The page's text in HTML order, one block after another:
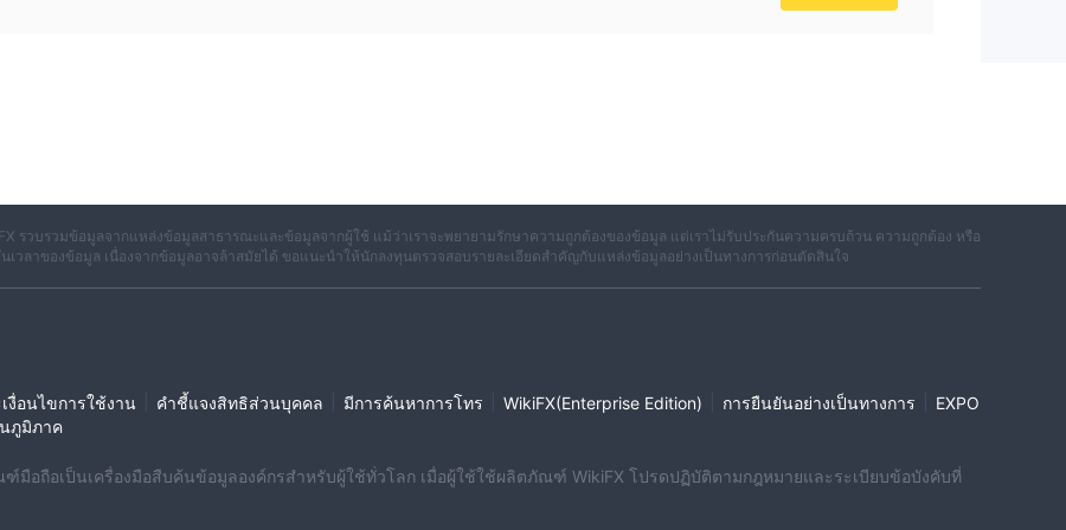
ารณาปัจจัยเหล่านี้เมื่อเลือกวิธีการชำระเงิน
รสอบถามและปัญหาของผู้ใช้ ผู้ใช้สามารถติดต่อฝ่ายบริการลูกค้าทางอีเมลที่
ะสกุลเงินดิจิตอล อย่างไรก็ตาม ขาดการควบคุมการดำเนินงานโดยหน่วยงาน
าเกี่ยวกับความโปร่งใสและความปลอดภัย แม้ว่าแพลตฟอร์มจะมีแพลตฟอร์ม
ทำให้นักเทรดยากที่จะตัดสินใจที่มีความรู้สึกถูกต้อง โปรดหลีกเลี่ยงและมองหา
รวบรวมข้อมูลจากแหล่งข้อมูลสาธารณะและข้อมูลจากผู้ใช้ แม้ว่าเราจะพยายามรักษาความถูกต้องของข้อมูล แต่เราไม่รับประกันความครบถ้วน ความถูกต้อง หรือ
เวลาของข้อมูล เนื่องจากข้อมูลอาจล้าสมัยได้ ขอแนะนำให้นักลงทุนตรวจสอบรายละเอียดสำคัญกับแหล่งข้อมูลอย่างเป็นทางการก่อนตัดสินใจ
งื่อนไขการใช้งาน คำชี้แจงสิทธิส่วนบุคคล มีการค้นหาการโทร WikiFX(Enterprise Edition) การยืนยันอย่างเป็นทางการ
EXPO
ภูมิภาค
มือถือเป็นเครื่องมือสืบค้นข้อมูลองค์กรสำหรับผู้ใช้ทั่วโลก เมื่อผู้ใช้ใช้ผลิตภัณฑ์ WikiFX โปรดปฏิบัติตามกฎหมายและระเบียบข้อบังคับที่